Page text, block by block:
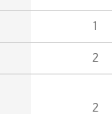
1
2
2